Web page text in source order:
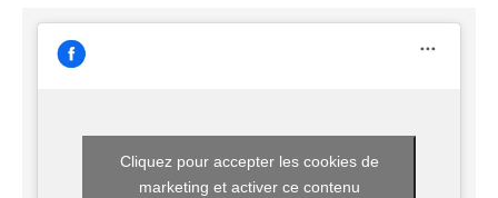
Cliquez pour accepter les cookies de
marketing et activer ce contenu